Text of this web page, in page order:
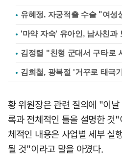
유혜정, 자궁적출 수술 "여
'마약 자숙' 유아인, 남사친과
김정렬 "친형 군대서 구타로
김희철, 광복절 '거꾸로 태극
황 위원장은 관련 질의에 "이
록과 전체적인 틀을 설명한 것
체적인 내용은 사업별 세부 실
될 것"이라고 말을 아꼈다.